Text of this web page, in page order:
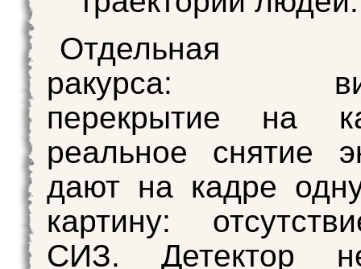
Отдельная
ракурса:
перекрытие на
реальное снятие
дают на кадре
картину:
СИЗ. Детектор